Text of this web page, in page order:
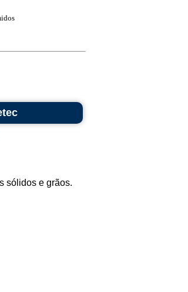
sólidos e grãos.